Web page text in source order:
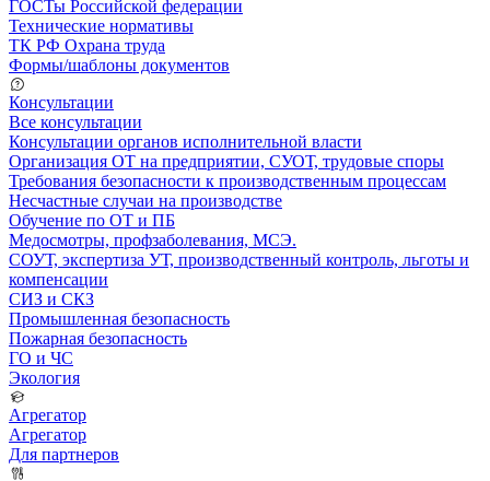
ГОСТы Российской федерации
Технические нормативы
ТК РФ Охрана труда
Формы/шаблоны документов
Консультации
Все консультации
Консультации органов исполнительной власти
Организация ОТ на предприятии, СУОТ, трудовые споры
Требования безопасности к производственным процессам
Несчастные случаи на производстве
Обучение по ОТ и ПБ
Медосмотры, профзаболевания, МСЭ.
СОУТ, экспертиза УТ, производственный контроль, льготы и
компенсации
СИЗ и СКЗ
Промышленная безопасность
Пожарная безопасность
ГО и ЧС
Экология
Агрегатор
Агрегатор
Для партнеров